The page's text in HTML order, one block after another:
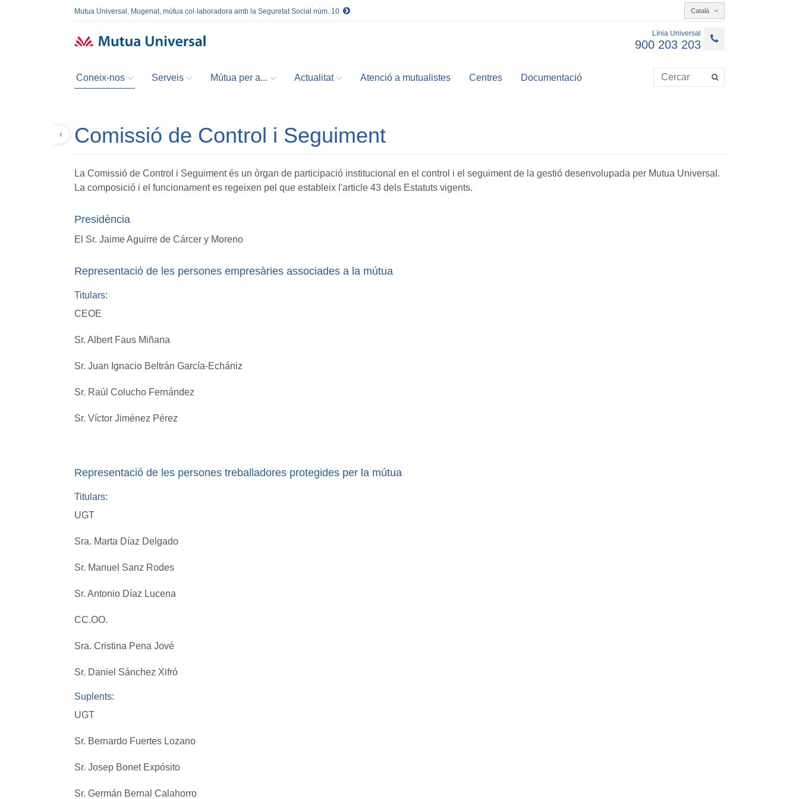
Mutua Universal, Mugenat, mútua col·laboradora amb la Seguretat Social núm. 10 Català
Línia Universal
900 203 203
Coneix-nos Serveis Mútua per a... Actualitat Atenció a mutualistes Centres Documentació
Comissió de Control i Seguiment
La Comissió de Control i Seguiment és un òrgan de participació institucional en el control i el seguiment de la gestió desenvolupada per Mutua Universal.
La composició i el funcionament es regeixen pel que estableix l'article 43 dels Estatuts vigents.
Presidència
El Sr. Jaime Aguirre de Cárcer y Moreno
Representació de les persones empresàries associades a la mútua
Titulars:
CEOE
Sr. Albert Faus Miñana
Sr. Juan Ignacio Beltrán García-Echániz
Sr. Raúl Colucho Fernández
Sr. Víctor Jiménez Pérez
Representació de les persones treballadores protegides per la mútua
Titulars:
UGT
Sra. Marta Díaz Delgado
Sr. Manuel Sanz Rodes
Sr. Antonio Díaz Lucena
CC.OO.
Sra. Cristina Pena Jové
Sr. Daniel Sánchez Xifró
Suplents:
UGT
Sr. Bernardo Fuertes Lozano
Sr. Josep Bonet Expósito
Sr. Germán Bernal Calahorro